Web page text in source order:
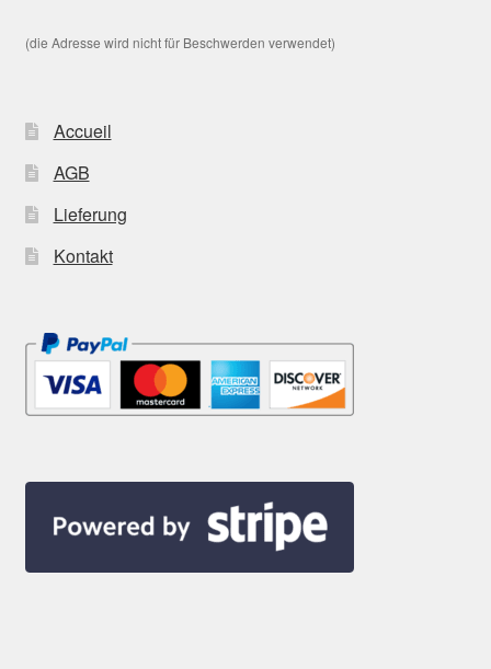
(die Adresse wird nicht für Beschwerden verwendet)
Accueil
AGB
Lieferung
Kontakt